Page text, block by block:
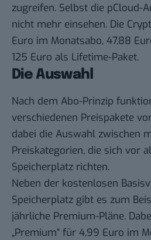
zugreifen. Selbst die pCloud-
nicht mehr einsehen. Die
Euro im Monatsabo, 47,88
125 Euro als Lifetime-Paket.
Die Auswahl
Nach dem Abo-Prinzip
verschiedenen Preispakete
dabei die Auswahl zwischen
Preiskategorien, die sich vor
Speicherplatz richten.
Neben der kostenlosen
Speicherplatz gibt es zum
jährliche Premium-Pläne.
„Premium“ für 4,99 Euro im